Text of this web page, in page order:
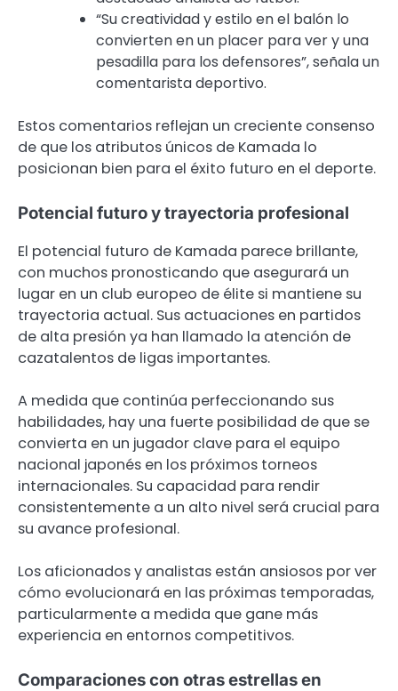
“Su creatividad y estilo en el balón lo
convierten en un placer para ver y una
pesadilla para los defensores”, señala un
comentarista deportivo.
Estos comentarios reflejan un creciente consenso
de que los atributos únicos de Kamada lo
posicionan bien para el éxito futuro en el deporte.
Potencial futuro y trayectoria profesional
El potencial futuro de Kamada parece brillante,
con muchos pronosticando que asegurará un
lugar en un club europeo de élite si mantiene su
trayectoria actual. Sus actuaciones en partidos
de alta presión ya han llamado la atención de
cazatalentos de ligas importantes.
A medida que continúa perfeccionando sus
habilidades, hay una fuerte posibilidad de que se
convierta en un jugador clave para el equipo
nacional japonés en los próximos torneos
internacionales. Su capacidad para rendir
consistentemente a un alto nivel será crucial para
su avance profesional.
Los aficionados y analistas están ansiosos por ver
cómo evolucionará en las próximas temporadas,
particularmente a medida que gane más
experiencia en entornos competitivos.
Comparaciones con otras estrellas en